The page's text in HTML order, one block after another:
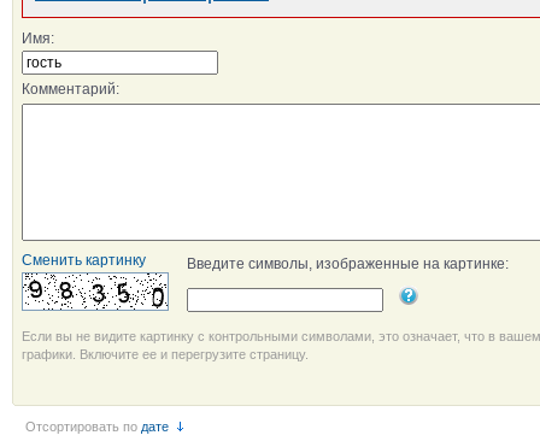
Имя:
Комментарий:
Сменить картинку Введите символы, изображенные на картинке:
Если вы не видите картинку с контрольными символами, это означает, что в
графики. Включите ее и перегрузите страницу.
Отсортировать по дате